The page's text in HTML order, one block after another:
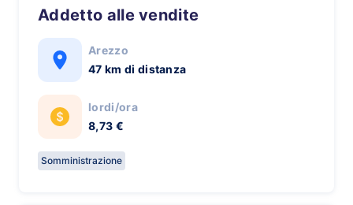
Addetto alle vendite
Arezzo
47 km di distanza
lordi/ora
8,73 €
Somministrazione